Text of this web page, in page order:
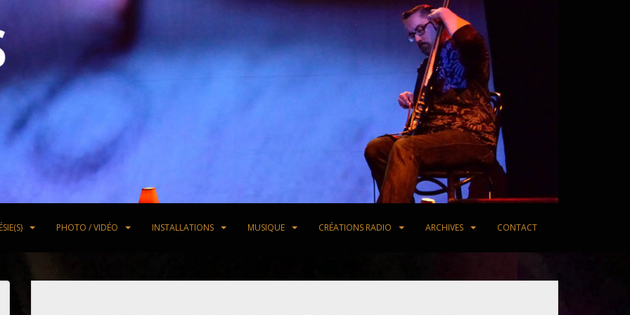
PHOTO / VIDÉO INSTALLATIONS MUSIQUE CRÉATIONS RADIO ARCHIVES CONTACT